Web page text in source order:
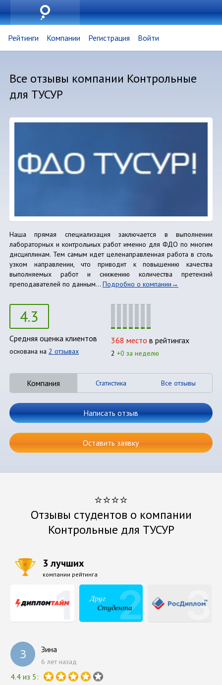
Рейтинги Компании Регистрация Войти
Все отзывы компании Контрольные
для ТУСУР
Наша прямая специализация заключается в выполнении
лабораторных и контрольных работ именно для ФДО по многим
дисциплинам. Тем самым идет целенаправленная работа в столь
узком направлении, что приводит к повышению качества
выполняемых работ и снижению количества претензий
преподавателей по данным... Подробно о компании
4.3
Средняя оценка клиентов
основана на 2 отзывах
368 место в рейтингах
2 +0 за неделю
Компания Статистика Все отзывы
Написать отзыв
Оставить заявку
⭐⭐⭐⭐
Отзывы студентов о компании
Контрольные для ТУСУР
З Зина
6 лет назад
4.4 из 5:
3 лучших
компании рейтинга